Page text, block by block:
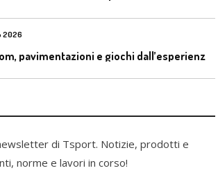
2026
di Tsport. Notizie, prodotti e
norme e lavori in corso!